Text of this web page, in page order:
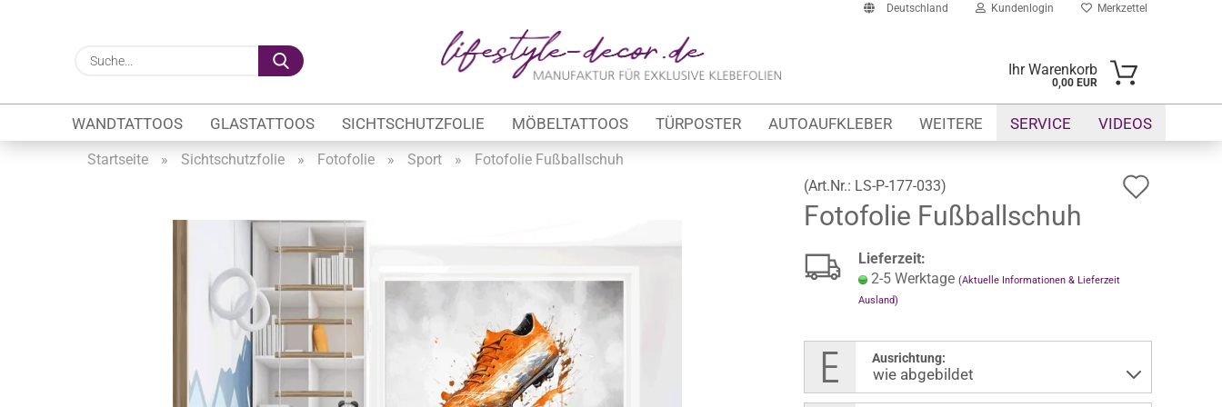
Deutschland
Lieferland
Kundenlogin
E-Mail
Passwort
Konto erstellen
Passwort vergessen?
Merkzettel
Suche...
Ihr Warenkorb
0,00 EUR
WANDTATTOOS GLASTATTOOS SICHTSCHUTZFOLIE MÖBELTATTOOS TÜRPOSTER AUTOAUFKLEBER SERVICE VIDEOS
WEITERE
Firmenlogo
Fahrzeugwerbung
Schaufensterbeschriftung
Öffnungszeiten
Sichtschutzfolien Gewerbe
Glasbeschriftung
Durchlaufschutz
Startseite » Sichtschutzfolie » Fotofolie » Sport »
Fotofolie Fußballschuh
(Art.Nr.: LS-P-177-033)
Fotofolie Fußballschuh
Lieferzeit:
2-5 Werktage (Aktuelle Informationen & Lieferzeit
Ausland)
Ausrichtung: